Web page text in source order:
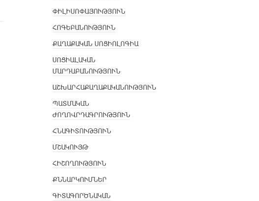
ՓԻԼԻՍՈՓԱՅՈՒԹՅՈՒՆ
ՀՈԳԵԲԱՆՈՒԹՅՈՒՆ
ՔԱՂԱՔԱԿԱՆ ՍՈՑԻՈԼՈԳԻԱ
ՍՈՑԻԱԼԱԿԱՆ
ՄԱՐԴԱԲԱՆՈՒԹՅՈՒՆ
ԱՇԽԱՐՀԱՔԱՂԱՔԱԿԱՆՈՒԹՅՈՒՆ
ՊԱՏՄԱԿԱՆ
ԺՈՂՈՎՐԴԱԳՐՈՒԹՅՈՒՆ
ՀՆԱԳԻՏՈՒԹՅՈՒՆ
ՄՇԱԿՈՒՅԹ
ՀԻՇՈՂՈՒԹՅՈՒՆ
ՔՆՆԱՐԿՈՒՄՆԵՐ
ԳԻՏԱԳՈՐԾՆԱԿԱՆ